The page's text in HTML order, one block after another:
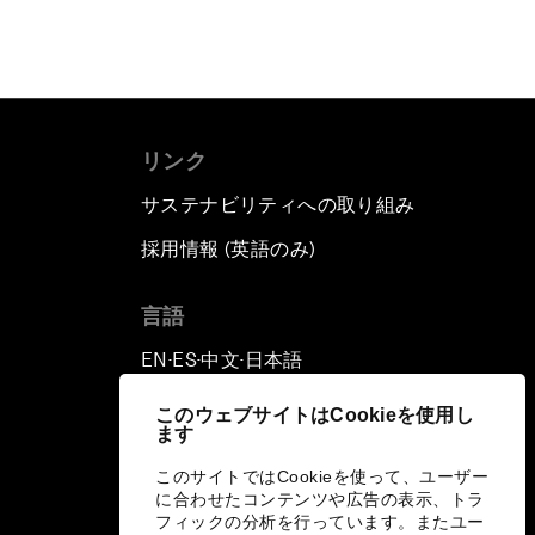
このウェブサイトはCookieを使用し
ます
このサイトではCookieを使って、ユーザー
に合わせたコンテンツや広告の表示、トラ
フィックの分析を行っています。またユー
リンク
サステナビリティへの取り組み
採用情報 (英語のみ)
言語
EN ▪ ES▪中文▪ 日本語